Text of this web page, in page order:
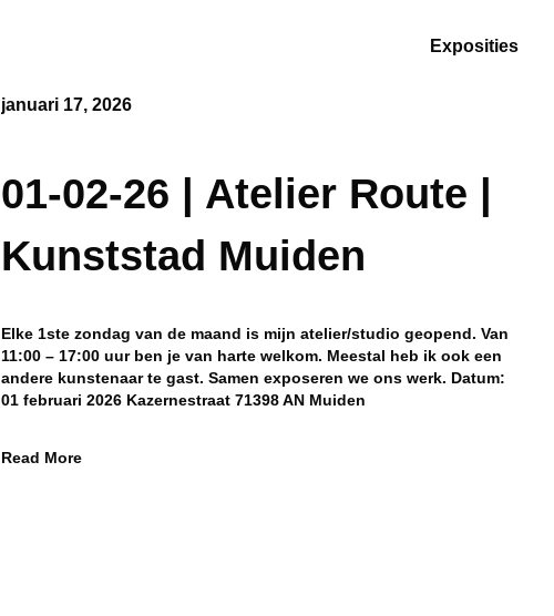
Exposities
januari 17, 2026
01-02-26 | Atelier Route |
Kunststad Muiden
Elke 1ste zondag van de maand is mijn atelier/studio geopend. Van
11:00 – 17:00 uur ben je van harte welkom. Meestal heb ik ook een
andere kunstenaar te gast. Samen exposeren we ons werk. Datum:
01 februari 2026 Kazernestraat 71398 AN Muiden
Read More